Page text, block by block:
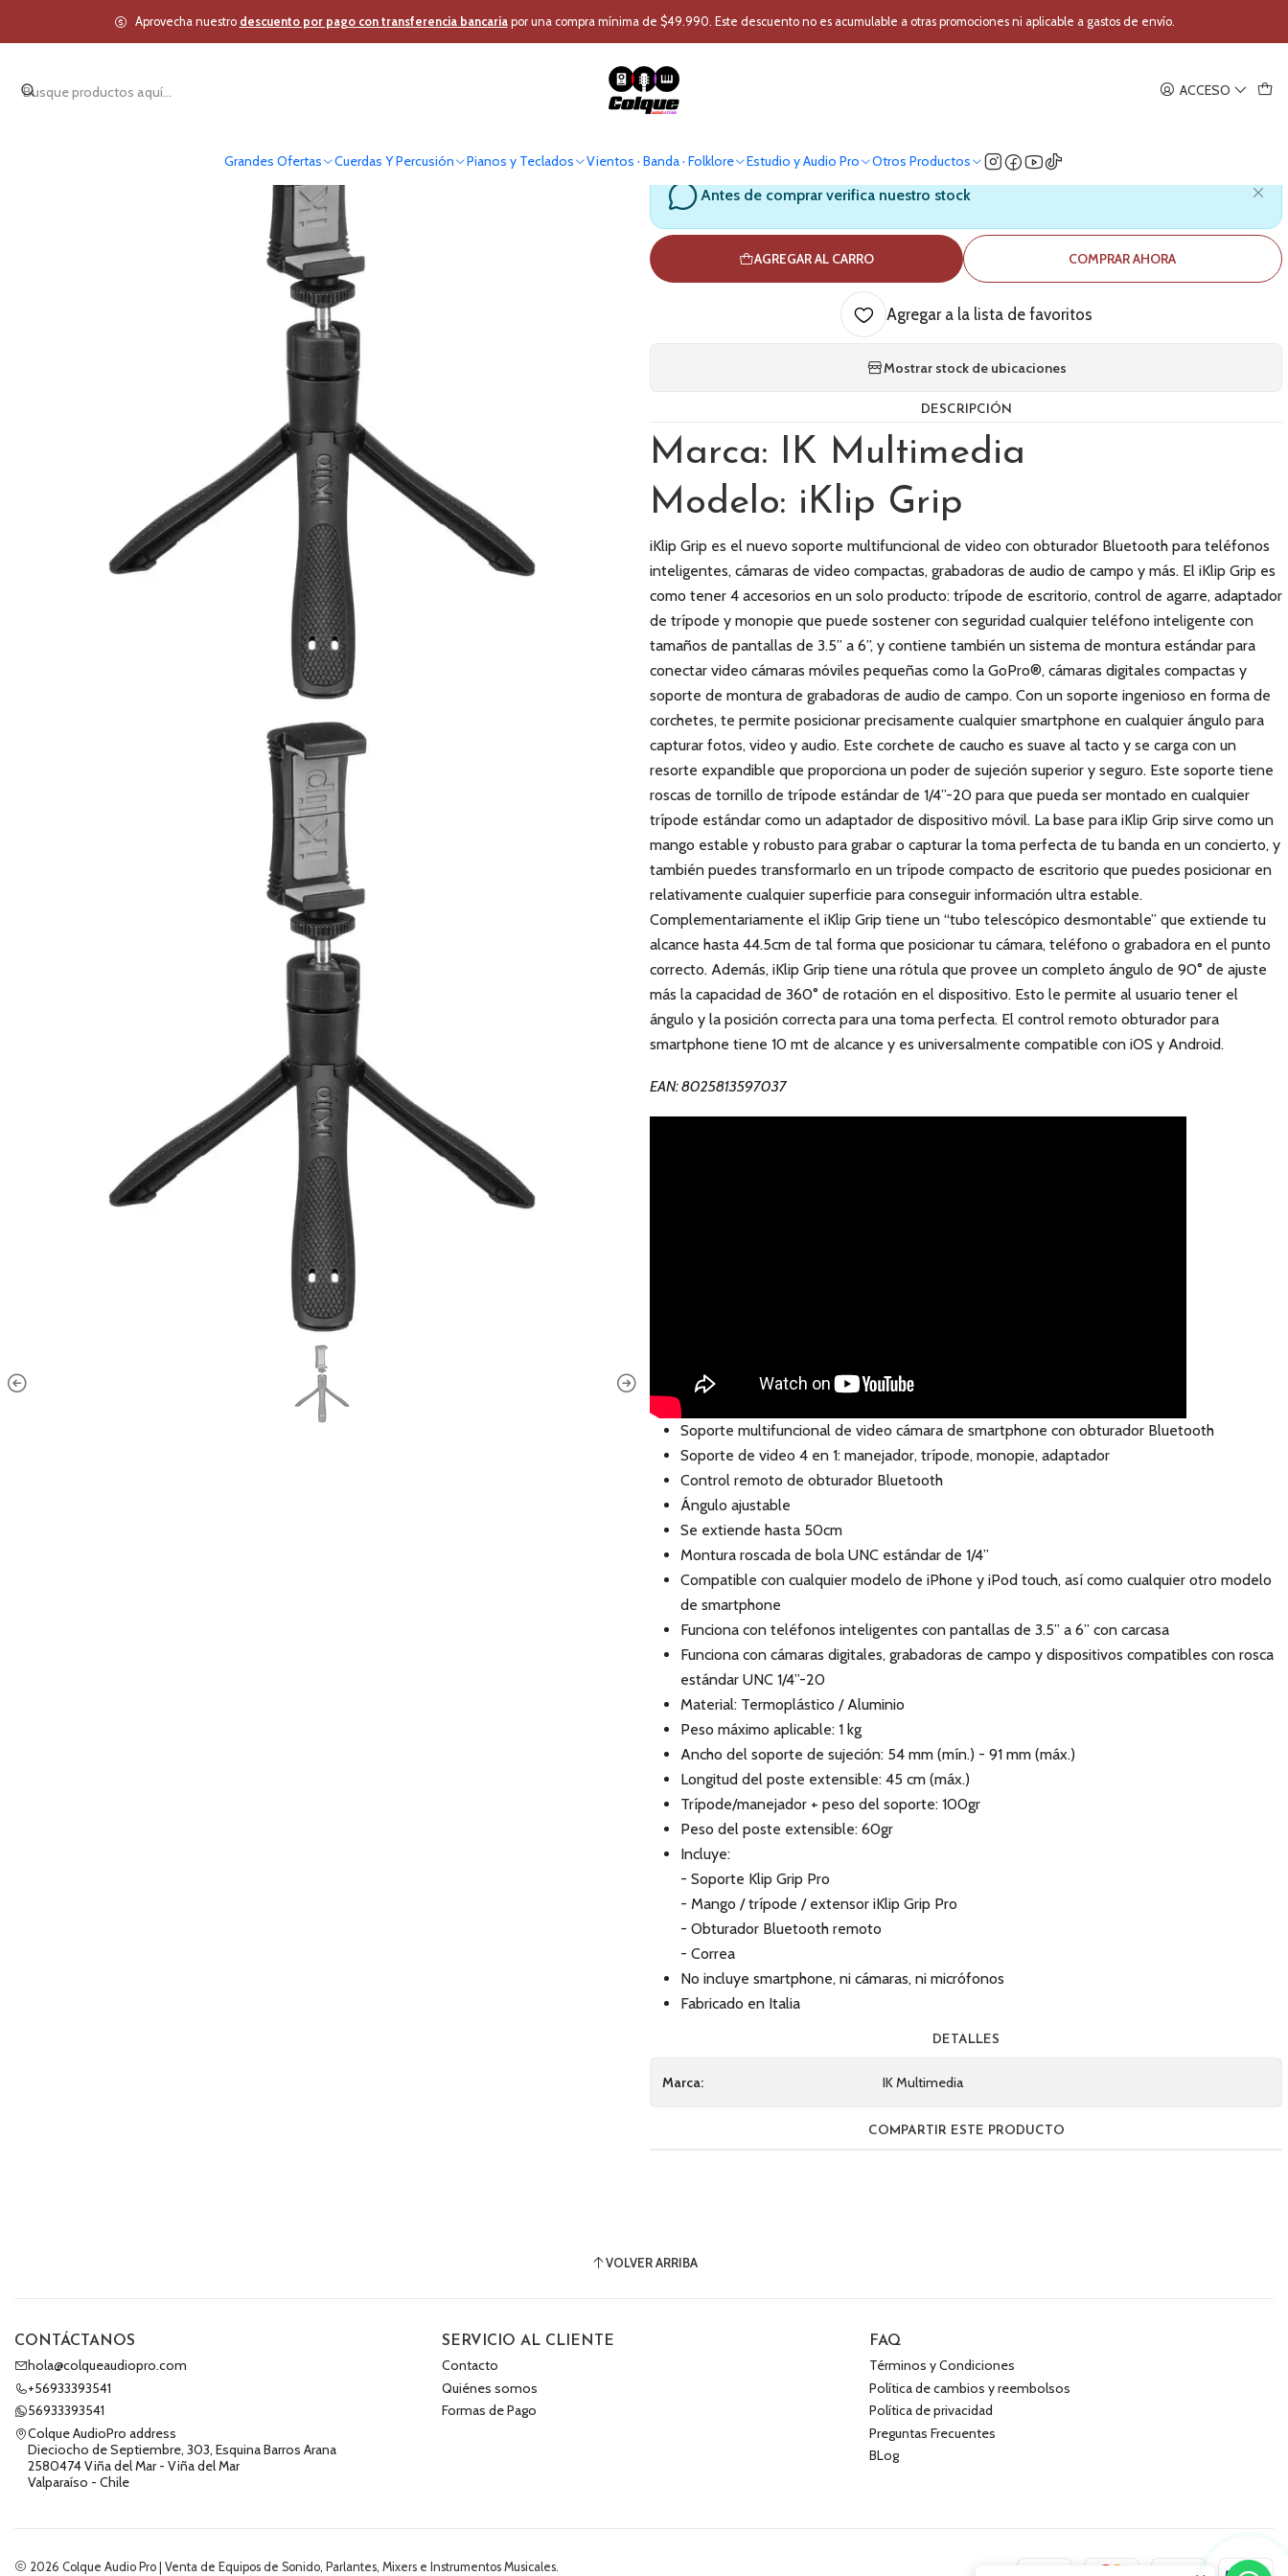
ACCESO
Grandes Ofertas Cuerdas Y Percusión Pianos y Teclados Vientos · Banda · Folklore Estudio y Audio Pro Otros Productos
Aprovecha nuestro descuento por pago con transferencia bancariapor una compra mínima de $49.990. Este descuento no es acumulable a otras promociones ni aplicable a gastos de envío.
Inicio Estudio y Audio Pro Audio Profesional Atril Otros Soportes Soporte Multifuncion Smartphone IK Multimedia iKlip Grip
Soporte Multifuncion Smartphone IK
Antes de comprar verifica nuestro stock
AGREGAR AL CARRO COMPRAR AHORA
Agregar a la lista de favoritos
Mostrar stock de ubicaciones
DESCRIPCIÓN
Marca: IK Multimedia
Modelo: iKlip Grip
iKlip Grip es el nuevo soporte multifuncional de video con obturador Bluetooth para teléfonos
inteligentes, cámaras de video compactas, grabadoras de audio de campo y más. El iKlip Grip es
como tener 4 accesorios en un solo producto: trípode de escritorio, control de agarre, adaptador
de trípode y monopie que puede sostener con seguridad cualquier teléfono inteligente con
tamaños de pantallas de 3.5” a 6”, y contiene también un sistema de montura estándar para
conectar video cámaras móviles pequeñas como la GoPro®, cámaras digitales compactas y
soporte de montura de grabadoras de audio de campo. Con un soporte ingenioso en forma de
corchetes, te permite posicionar precisamente cualquier smartphone en cualquier ángulo para
capturar fotos, video y audio. Este corchete de caucho es suave al tacto y se carga con un
resorte expandible que proporciona un poder de sujeción superior y seguro. Este soporte tiene
roscas de tornillo de trípode estándar de 1/4”-20 para que pueda ser montado en cualquier
trípode estándar como un adaptador de dispositivo móvil. La base para iKlip Grip sirve como un
mango estable y robusto para grabar o capturar la toma perfecta de tu banda en un concierto, y
también puedes transformarlo en un trípode compacto de escritorio que puedes posicionar en
relativamente cualquier superficie para conseguir información ultra estable.
Complementariamente el iKlip Grip tiene un “tubo telescópico desmontable” que extiende tu
alcance hasta 44.5cm de tal forma que posicionar tu cámara, teléfono o grabadora en el punto
correcto. Además, iKlip Grip tiene una rótula que provee un completo ángulo de 90° de ajuste
más la capacidad de 360° de rotación en el dispositivo. Esto le permite al usuario tener el
ángulo y la posición correcta para una toma perfecta. El control remoto obturador para
smartphone tiene 10 mt de alcance y es universalmente compatible con iOS y Android.
EAN: 8025813597037
Soporte multifuncional de video cámara de smartphone con obturador Bluetooth
Soporte de video 4 en 1: manejador, trípode, monopie, adaptador
Control remoto de obturador Bluetooth
Ángulo ajustable
Se extiende hasta 50cm
Montura roscada de bola UNC estándar de 1/4”
Compatible con cualquier modelo de iPhone y iPod touch, así como cualquier otro modelo
de smartphone
Funciona con teléfonos inteligentes con pantallas de 3.5” a 6” con carcasa
Funciona con cámaras digitales, grabadoras de campo y dispositivos compatibles con rosca
estándar UNC 1/4”-20
Material: Termoplástico / Aluminio
Peso máximo aplicable: 1 kg
Ancho del soporte de sujeción: 54 mm (mín.) - 91 mm (máx.)
Longitud del poste extensible: 45 cm (máx.)
Trípode/manejador + peso del soporte: 100gr
Peso del poste extensible: 60gr
Incluye:
- Soporte Klip Grip Pro
- Mango / trípode / extensor iKlip Grip Pro
- Obturador Bluetooth remoto
- Correa
No incluye smartphone, ni cámaras, ni micrófonos
Fabricado en Italia
DETALLES
Marca: IK Multimedia
COMPARTIR ESTE PRODUCTO
VOLVER ARRIBA
CONTÁCTANOS
hola@colqueaudiopro.com
+56933393541
56933393541
Colque AudioPro address
Dieciocho de Septiembre, 303, Esquina Barros Arana
2580474 Viña del Mar - Viña del Mar
Valparaíso - Chile
SERVICIO AL CLIENTE
Contacto
Quiénes somos
Formas de Pago
FAQ
Términos y Condiciones
Política de cambios y reembolsos
Política de privacidad
Preguntas Frecuentes
BLog
2026 Colque Audio Pro | Venta de Equipos de Sonido, Parlantes, Mixers e Instrumentos Musicales.